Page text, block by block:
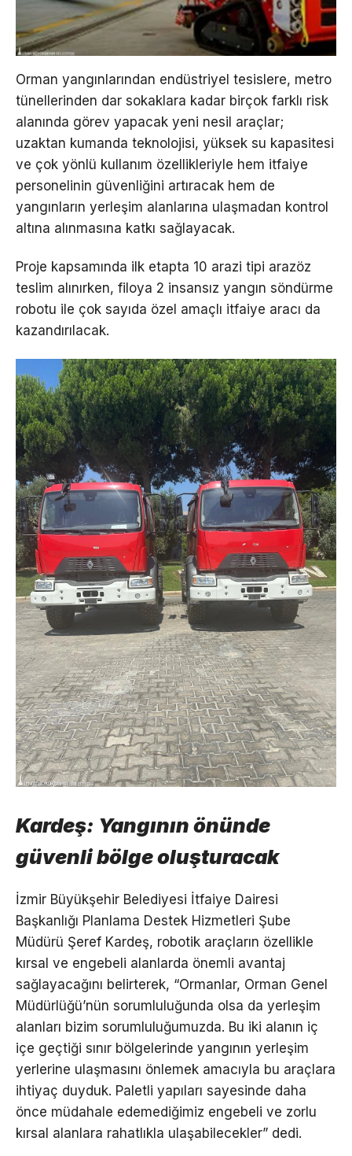
Orman yangınlarından endüstriyel tesislere, metro
tünellerinden dar sokaklara kadar birçok farklı risk
alanında görev yapacak yeni nesil araçlar;
uzaktan kumanda teknolojisi, yüksek su kapasitesi
ve çok yönlü kullanım özellikleriyle hem itfaiye
personelinin güvenliğini artıracak hem de
yangınların yerleşim alanlarına ulaşmadan kontrol
altına alınmasına katkı sağlayacak.
Proje kapsamında ilk etapta 10 arazi tipi arazöz
teslim alınırken, filoya 2 insansız yangın söndürme
robotu ile çok sayıda özel amaçlı itfaiye aracı da
kazandırılacak.
Kardeş: Yangının önünde
güvenli bölge oluşturacak
İzmir Büyükşehir Belediyesi İtfaiye Dairesi
Başkanlığı Planlama Destek Hizmetleri Şube
Müdürü Şeref Kardeş, robotik araçların özellikle
kırsal ve engebeli alanlarda önemli avantaj
sağlayacağını belirterek, “Ormanlar, Orman Genel
Müdürlüğü’nün sorumluluğunda olsa da yerleşim
alanları bizim sorumluluğumuzda. Bu iki alanın iç
içe geçtiği sınır bölgelerinde yangının yerleşim
yerlerine ulaşmasını önlemek amacıyla bu araçlara
ihtiyaç duyduk. Paletli yapıları sayesinde daha
önce müdahale edemediğimiz engebeli ve zorlu
kırsal alanlara rahatlıkla ulaşabilecekler” dedi.